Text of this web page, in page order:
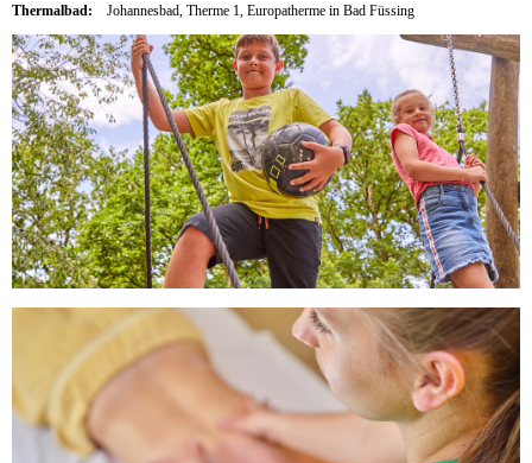
Thermalbad: Johannesbad, Therme 1, Europatherme in Bad Füssing